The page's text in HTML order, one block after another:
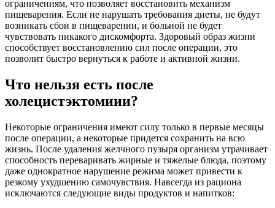
ограничениям, что позволяет восстановить механизм
пищеварения. Если не нарушать требования диеты, не будут
возникать сбои в пищеварении, и больной не будет
чувствовать никакого дискомфорта. Здоровый образ жизни
способствует восстановлению сил после операции, это
позволит быстро вернуться к работе и активной жизни.
Что нельзя есть после
холецистэктомиии?
Некоторые ограничения имеют силу только в первые месяцы
после операции, а некоторые придется сохранить на всю
жизнь. После удаления желчного пузыря организм утрачивает
способность переваривать жирные и тяжелые блюда, поэтому
даже однократное нарушение режима может привести к
резкому ухудшению самочувствия. Навсегда из рациона
исключаются следующие виды продуктов и напитков: